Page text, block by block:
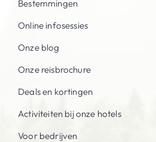
Bestemmingen
Online infosessies
Onze blog
Onze reisbrochure
Deals en kortingen
Activiteiten bij onze hotels
Voor bedrijven